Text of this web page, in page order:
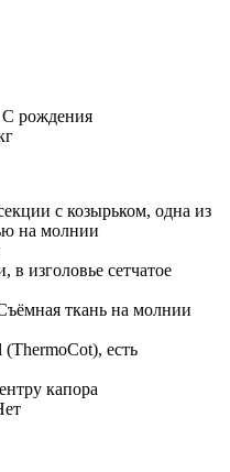
С рождения
с козырьком, одна из
на молнии
в изголовье сетчатое
ткань на молнии
есть
капора